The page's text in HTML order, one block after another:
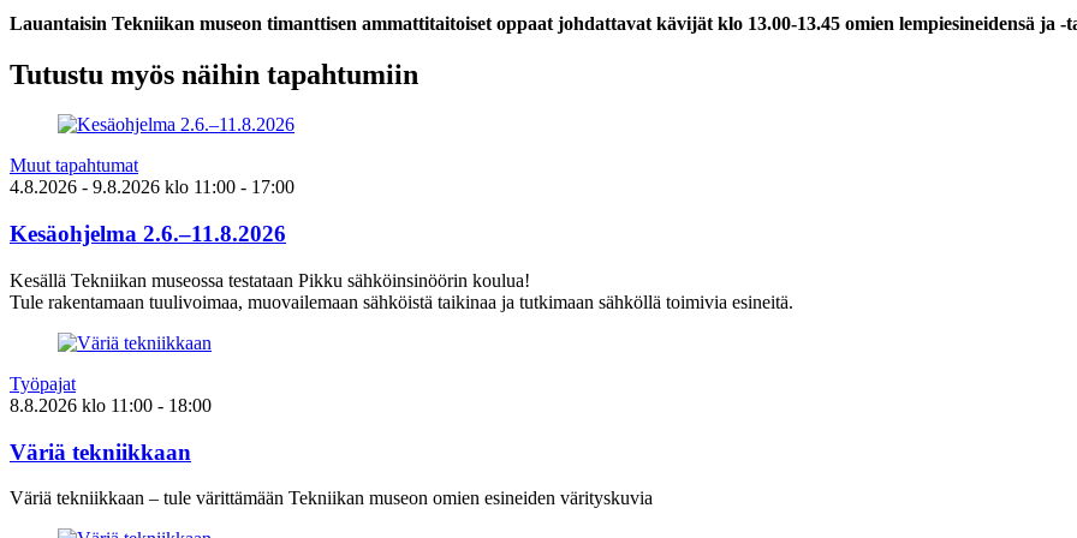
Lauantaisin Tekniikan museon timanttisen ammattitaitoiset oppaat johdattavat kävijät klo 13.00-13.45 omien lempiesineidensä ja -
Tutustu myös näihin tapahtumiin
Muut tapahtumat
4.8.2026 - 9.8.2026 klo 11:00 - 17:00
Kesäohjelma 2.6.–11.8.2026
Kesällä Tekniikan museossa testataan Pikku sähköinsinöörin koulua!
Tule rakentamaan tuulivoimaa, muovailemaan sähköistä taikinaa ja tutkimaan sähköllä toimivia esineitä.
Työpajat
8.8.2026 klo 11:00 - 18:00
Väriä tekniikkaan
Väriä tekniikkaan – tule värittämään Tekniikan museon omien esineiden värityskuvia